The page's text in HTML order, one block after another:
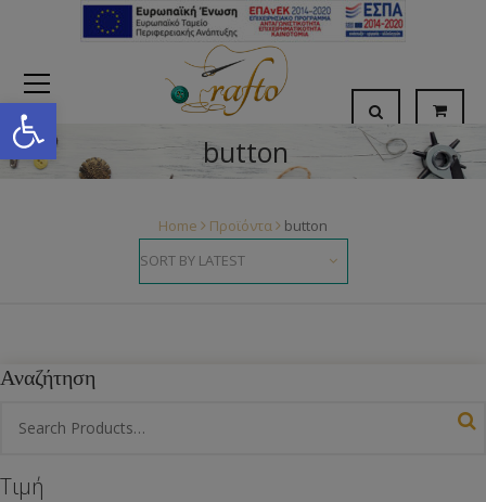
Open toolbar
button
Home Προϊόντα button
Αναζήτηση
Τιμή